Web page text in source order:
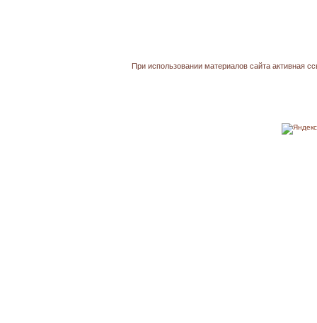
При использовании материалов сайта активная